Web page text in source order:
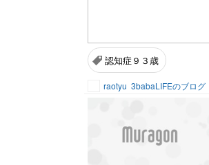
認知症９３歳
raotyu 3babaLIFEのブログ